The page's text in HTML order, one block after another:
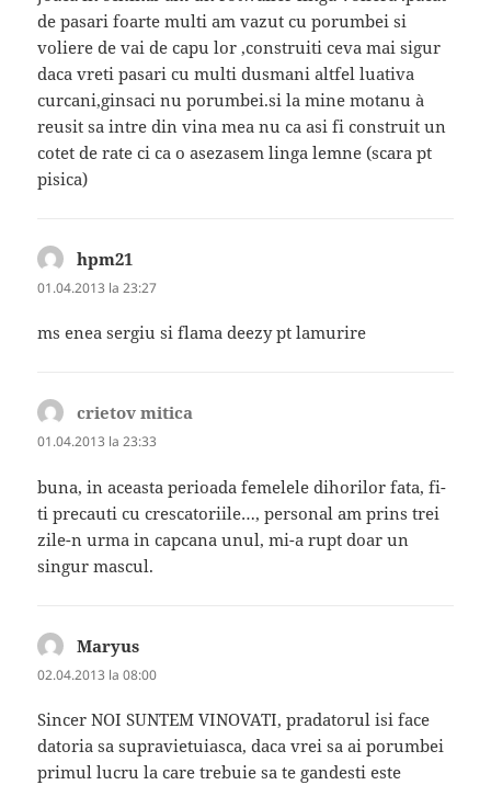
de pasari foarte multi am vazut cu porumbei si
voliere de vai de capu lor ,construiti ceva mai sigur
daca vreti pasari cu multi dusmani altfel luativa
curcani,ginsaci nu porumbei.si la mine motanu à
reusit sa intre din vina mea nu ca asi fi construit un
cotet de rate ci ca o asezasem linga lemne (scara pt
pisica)
hpm21
01.04.2013 la 23:27
ms enea sergiu si flama deezy pt lamurire
crietov mitica
01.04.2013 la 23:33
buna, in aceasta perioada femelele dihorilor fata, fi-
ti precauti cu crescatoriile…, personal am prins trei
zile-n urma in capcana unul, mi-a rupt doar un
singur mascul.
Maryus
02.04.2013 la 08:00
Sincer NOI SUNTEM VINOVATI, pradatorul isi face
datoria sa supravietuiasca, daca vrei sa ai porumbei
primul lucru la care trebuie sa te gandesti este